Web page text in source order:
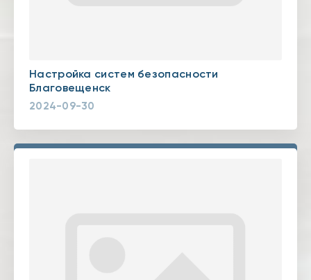
Настройка систем безопасности
Благовещенск
2024-09-30